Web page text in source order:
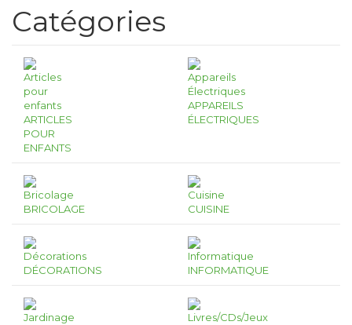
Catégories
ARTICLES
POUR
ENFANTS
APPAREILS
ÉLECTRIQUES
BRICOLAGE CUISINE
DÉCORATIONS INFORMATIQUE